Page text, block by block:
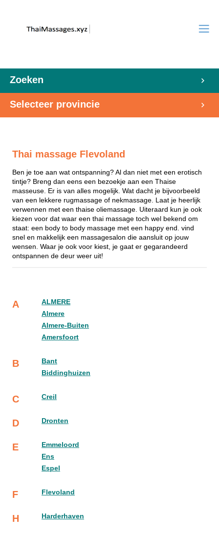
Zoeken
Selecteer provincie
Thai massage Flevoland
Ben je toe aan wat ontspanning? Al dan niet met een erotisch
tintje? Breng dan eens een bezoekje aan een Thaise
masseuse. Er is van alles mogelijk. Wat dacht je bijvoorbeeld
van een lekkere rugmassage of nekmassage. Laat je heerlijk
verwennen met een thaise oliemassage. Uiteraard kun je ook
kiezen voor dat waar een thai massage toch wel bekend om
staat: een body to body massage met een happy end. vind
snel en makkelijk een massagesalon die aansluit op jouw
wensen. Waar je ook voor kiest, je gaat er gegarandeerd
ontspannen de deur weer uit!
A
ALMERE
Almere
Almere-Buiten
Amersfoort
B
Bant
Biddinghuizen
C Creil
D Dronten
E
Emmeloord
Ens
Espel
F Flevoland
H Harderhaven